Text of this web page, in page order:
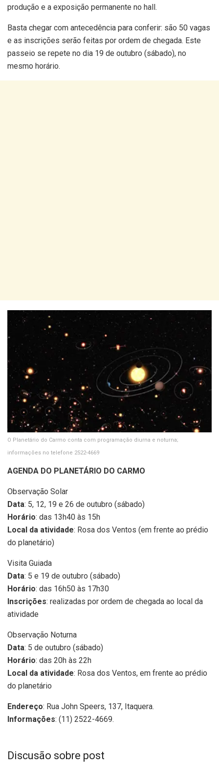
produção e a exposição permanente no hall.
Basta chegar com antecedência para conferir: são 50 vagas
e as inscrições serão feitas por ordem de chegada. Este
passeio se repete no dia 19 de outubro (sábado), no
mesmo horário.
O Planetário do Carmo conta com programação diurna e noturna;
informações no telefone 2522-4669
AGENDA DO PLANETÁRIO DO CARMO
Observação Solar
Data: 5, 12, 19 e 26 de outubro (sábado)
Horário: das 13h40 às 15h
Local da atividade: Rosa dos Ventos (em frente ao prédio
do planetário)
Visita Guiada
Data: 5 e 19 de outubro (sábado)
Horário: das 16h50 às 17h30
Inscrições: realizadas por ordem de chegada ao local da
atividade
Observação Noturna
Data: 5 de outubro (sábado)
Horário: das 20h às 22h
Local da atividade: Rosa dos Ventos, em frente ao prédio
do planetário
Endereço: Rua John Speers, 137, Itaquera.
Informações: (11) 2522-4669.
Discusão sobre post